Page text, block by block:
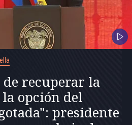
recuperar la
opción del
presidente